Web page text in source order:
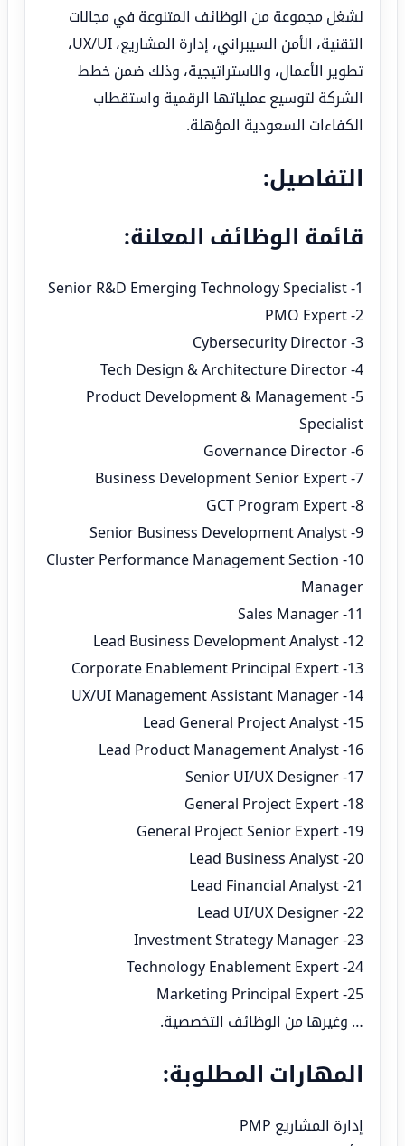
لشغل مجموعة من الوظائف المتنوعة في مجالات
التقنية، الأمن السيبراني، إدارة المشاريع، UX/UI،
تطوير الأعمال، والاستراتيجية، وذلك ضمن خطط
الشركة لتوسيع عملياتها الرقمية واستقطاب
الكفاءات السعودية المؤهلة.
التفاصيل:
قائمة الوظائف المعلنة:
1- Senior R&D Emerging Technology Specialist
2- PMO Expert
3- Cybersecurity Director
4- Tech Design & Architecture Director
5- Product Development & Management
Specialist
6- Governance Director
7- Business Development Senior Expert
8- GCT Program Expert
9- Senior Business Development Analyst
10- Cluster Performance Management Section
Manager
11- Sales Manager
12- Lead Business Development Analyst
13- Corporate Enablement Principal Expert
14- UX/UI Management Assistant Manager
15- Lead General Project Analyst
16- Lead Product Management Analyst
17- Senior UI/UX Designer
18- General Project Expert
19- General Project Senior Expert
20- Lead Business Analyst
21- Lead Financial Analyst
22- Lead UI/UX Designer
23- Investment Strategy Manager
24- Technology Enablement Expert
25- Marketing Principal Expert
… وغيرها من الوظائف التخصصية.
المهارات المطلوبة:
إدارة المشاريع PMP